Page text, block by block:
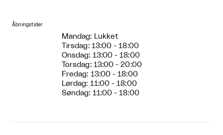
Åbningstider
Mandag: Lukket
Tirsdag: 13:00 - 18:00
Onsdag: 13:00 - 18:00
Torsdag: 13:00 - 20:00
Fredag: 13:00 - 18:00
Lørdag: 11:00 - 18:00
Søndag: 11:00 - 18:00